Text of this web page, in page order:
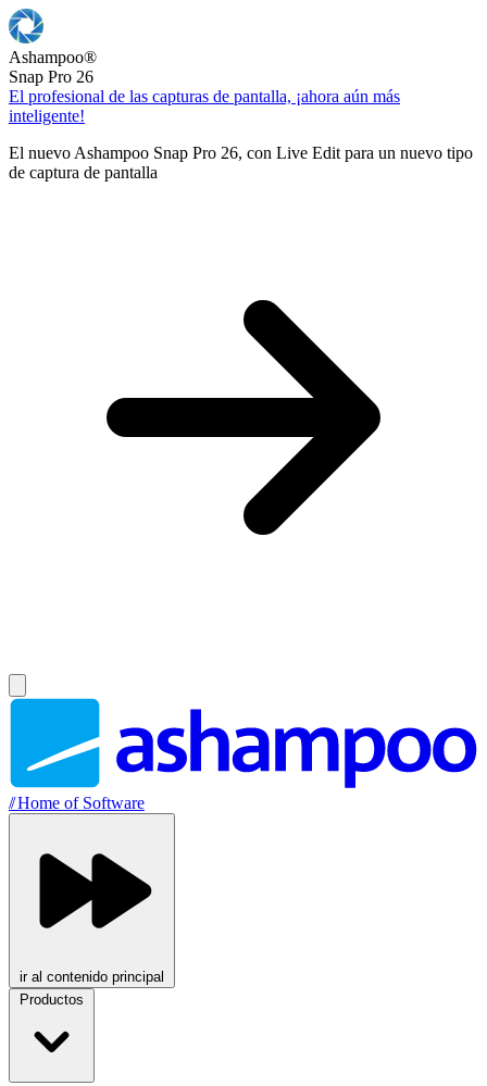
Ashampoo®
Snap Pro 26
El profesional de las capturas de pantalla, ¡ahora aún más
inteligente!
El nuevo Ashampoo Snap Pro 26, con Live Edit para un nuevo tipo
de captura de pantalla
//Home of Software
ir al contenido principal
Productos